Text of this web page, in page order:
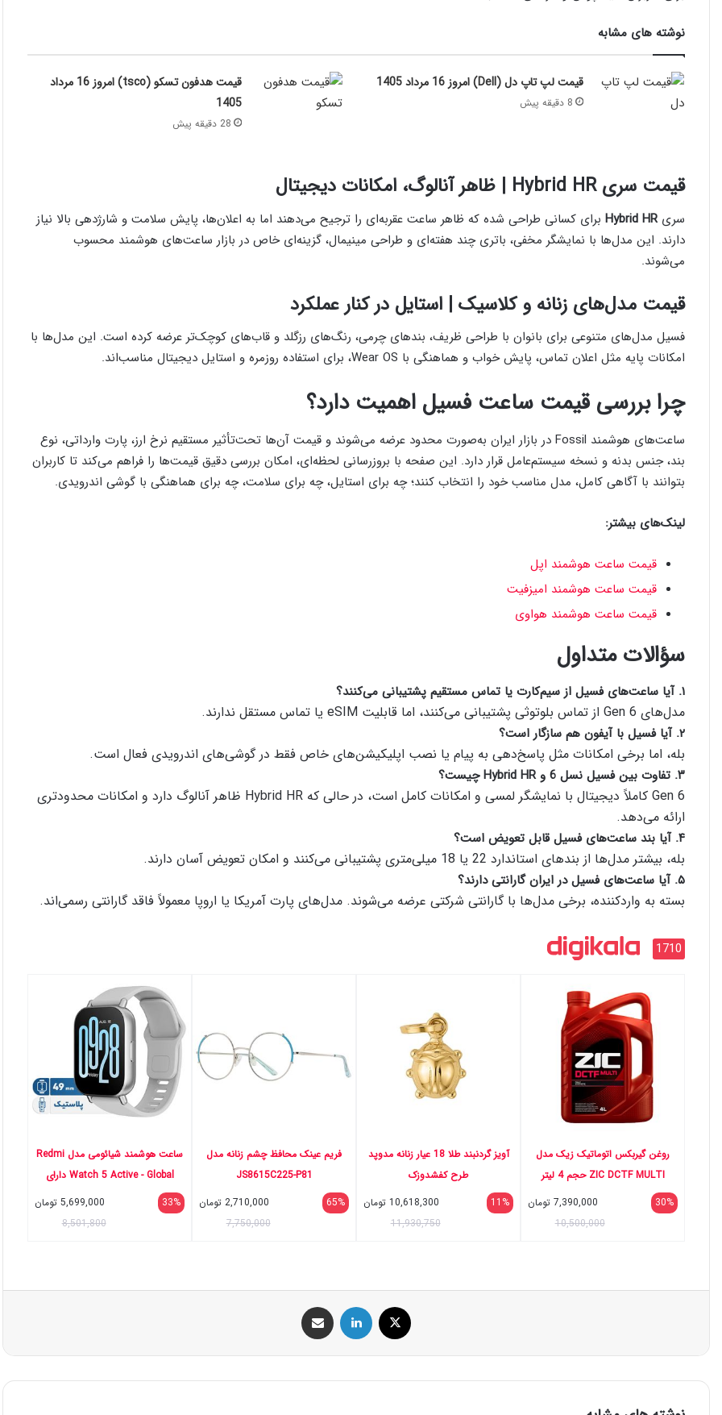
نوشته های مشابه
قیمت لپ تاپ دل (Dell) امروز 16 مرداد 1405
8 دقیقه پیش
قیمت هدفون تسکو (tsco) امروز 16 مرداد
1405
28 دقیقه پیش
قیمت سری Hybrid HR | ظاهر آنالوگ، امکانات دیجیتال
سریHybrid HR برای کسانی طراحی شده که ظاهر ساعت عقربه‌ای را ترجیح می‌دهند اما به اعلان‌ها، پایش سلامت و شارژدهی بالا نیاز
دارند. این مدل‌ها با نمایشگر مخفی، باتری چند هفته‌ای و طراحی مینیمال، گزینه‌ای خاص در بازار ساعت‌های هوشمند محسوب
می‌شوند.
قیمت مدل‌های زنانه و کلاسیک | استایل در کنار عملکرد
فسیل مدل‌های متنوعی برای بانوان با طراحی ظریف، بندهای چرمی، رنگ‌های رزگلد و قاب‌های کوچک‌تر عرضه کرده است. این مدل‌ها با
امکانات پایه مثل اعلان تماس، پایش خواب و هماهنگی با Wear OS، برای استفاده روزمره و استایل دیجیتال مناسب‌اند.
چرا بررسی قیمت ساعت فسیل اهمیت دارد؟
ساعت‌های هوشمند Fossil در بازار ایران به‌صورت محدود عرضه می‌شوند و قیمت آن‌ها تحت‌تأثیر مستقیم نرخ ارز، پارت وارداتی، نوع
بند، جنس بدنه و نسخه سیستم‌عامل قرار دارد. این صفحه با بروزرسانی لحظه‌ای، امکان بررسی دقیق قیمت‌ها را فراهم می‌کند تا کاربران
بتوانند با آگاهی کامل، مدل مناسب خود را انتخاب کنند؛ چه برای استایل، چه برای سلامت، چه برای هماهنگی با گوشی اندرویدی.
لینک‌های بیشتر:
قیمت ساعت هوشمند اپل
قیمت ساعت هوشمند امیزفیت
قیمت ساعت هوشمند هواوی
سؤالات متداول
۱. آیا ساعت‌های فسیل از سیم‌کارت یا تماس مستقیم پشتیبانی می‌کنند؟
مدل‌های Gen 6 از تماس بلوتوثی پشتیبانی می‌کنند، اما قابلیت eSIM یا تماس مستقل ندارند.
۲. آیا فسیل با آیفون هم سازگار است؟
بله، اما برخی امکانات مثل پاسخ‌دهی به پیام یا نصب اپلیکیشن‌های خاص فقط در گوشی‌های اندرویدی فعال است.
۳. تفاوت بین فسیل نسل 6 و Hybrid HR چیست؟
Gen 6 کاملاً دیجیتال با نمایشگر لمسی و امکانات کامل است، در حالی که Hybrid HR ظاهر آنالوگ دارد و امکانات محدودتری
ارائه می‌دهد.
۴. آیا بند ساعت‌های فسیل قابل تعویض است؟
بله، بیشتر مدل‌ها از بندهای استاندارد 22 یا 18 میلی‌متری پشتیبانی می‌کنند و امکان تعویض آسان دارند.
۵. آیا ساعت‌های فسیل در ایران گارانتی دارند؟
بسته به واردکننده، برخی مدل‌ها با گارانتی شرکتی عرضه می‌شوند. مدل‌های پارت آمریکا یا اروپا معمولاً فاقد گارانتی رسمی‌اند.
1710
روغن گیربکس اتوماتیک زیک مدل
ZIC DCTF MULTI حجم 4 لیتر
30%
7,390,000 تومان
10,500,000
آویز گردنبند طلا 18 عیار زنانه مدوپد
طرح کفشدوزک
11%
10,618,300 تومان
11,930,750
فریم عینک محافظ چشم زنانه مدل
JS8615C225-P81
65%
2,710,000 تومان
7,750,000
ساعت هوشمند شیائومی مدل Redmi
Watch 5 Active - Global دارای
قابلیت های قابلیت مکالمه از طریق
بلوتوث، قابلیت تغییر طرح ساعت یا
33%
5,699,000 تومان
8,501,800
ایکس لینکداین